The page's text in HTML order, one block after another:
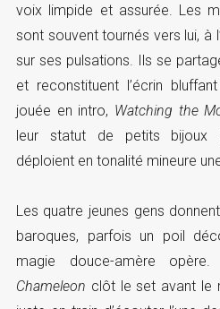
voix limpide et assurée. Les
sont souvent tournés vers lui, à
sur ses pulsations. Ils se
et reconstituent l’écrin
jouée en intro, Watching the
leur statut de petits bijoux
déploient en tonalité mineure
Les quatre jeunes gens
baroques, parfois un poil
magie douce-amère
Chameleon clôt le set avant le